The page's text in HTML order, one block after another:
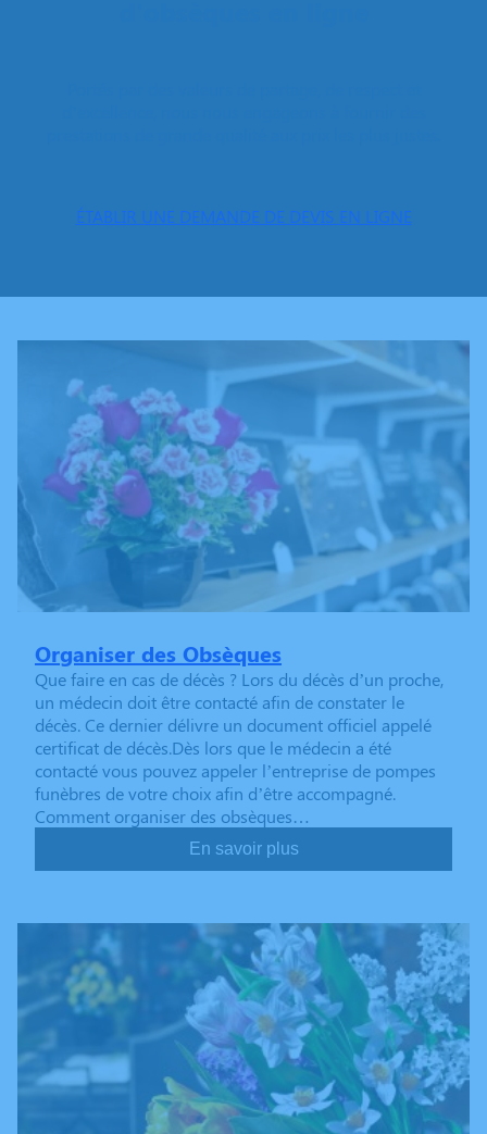
ÉTABLIR UNE DEMANDE DE DEVIS EN LIGNE
Organiser des Obsèques
Que faire en cas de décès ? Lors du décès d’un proche,
un médecin doit être contacté afin de constater le
décès. Ce dernier délivre un document officiel appelé
certificat de décès.Dès lors que le médecin a été
contacté vous pouvez appeler l’entreprise de pompes
funèbres de votre choix afin d’être accompagné.
Comment organiser des obsèques…
En savoir plus